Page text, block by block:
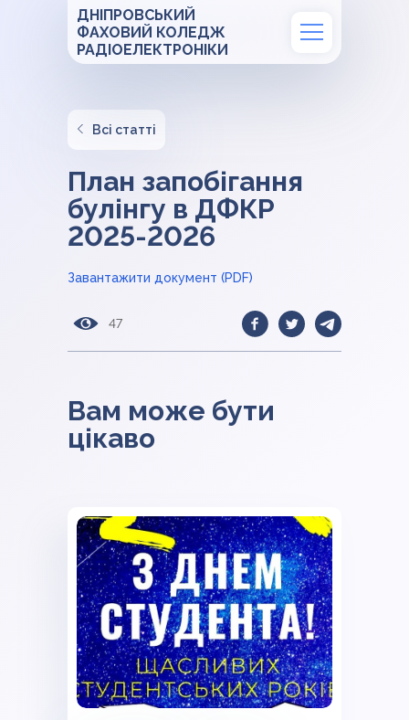
ДНІПРОВСЬКИЙ
ФАХОВИЙ КОЛЕДЖ
РАДІОЕЛЕКТРОНІКИ
Всі статті
План запобігання
булінгу в ДФКР
2025-2026
Завантажити документ (PDF)
47
Вам може бути
цікаво